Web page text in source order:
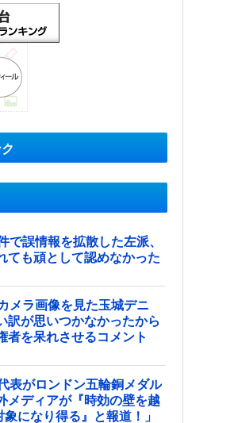
で誤情報を拡散した左派、
ても頑として認めなかった
メラ画像を見た玉城デニ
訳が思いつかなかったから
者を呆れさせるコメント
表がロンドン五輪銅メダル
メディアが『時効の壁を越
になり得る』と報道！」